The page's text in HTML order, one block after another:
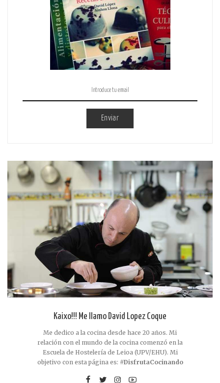
Enviar
Kaixo!!! Me llamo David Lopez Coque
Me dedico a la cocina desde hace 20 años. Mi
relación con el mundo de la cocina comenzó en la
Escuela de Hostelería de Leioa (UPV/EHU). Mi
objetivo con esta página es: #DisfrutaCocinando